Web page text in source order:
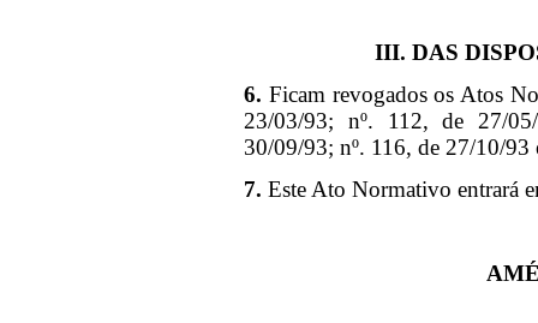
III. DAS
6. Ficam revogados os Atos
23/03/93; nº. 112, de 27/
30/09/93; nº. 116, de 27/10/
7. Este Ato Normativo entrará